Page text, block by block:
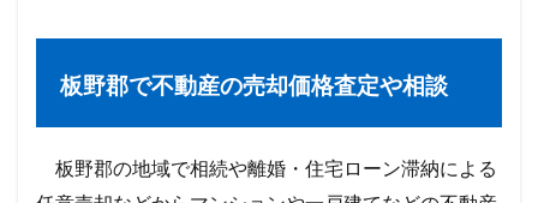
板野郡で不動産の売却価格査定や相談
板野郡の地域で相続や離婚・住宅ローン滞納による